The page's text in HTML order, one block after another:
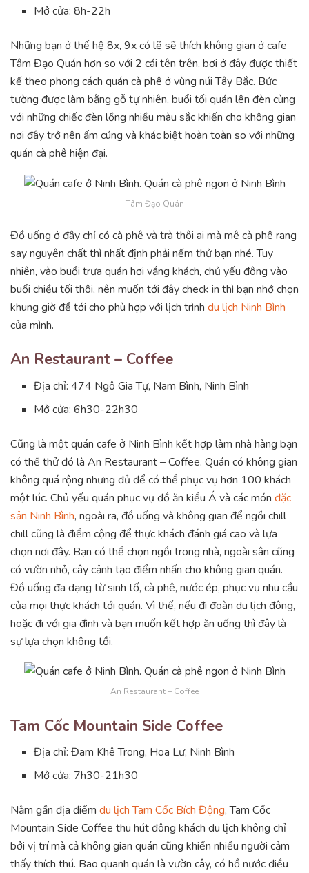
Mở cửa: 8h-22h
Những bạn ở thế hệ 8x, 9x có lẽ sẽ thích không gian ở cafe
Tâm Đạo Quán hơn so với 2 cái tên trên, bơi ở đây được thiết
kế theo phong cách quán cà phê ở vùng núi Tây Bắc. Bức
tường được làm bằng gỗ tự nhiên, buổi tối quán lên đèn cùng
với những chiếc đèn lồng nhiều màu sắc khiến cho không gian
nơi đây trở nên ấm cúng và khác biệt hoàn toàn so với những
quán cà phê hiện đại.
Tâm Đạo Quán
Đồ uống ở đây chỉ có cà phê và trà thôi ai mà mê cà phê rang
say nguyên chất thì nhất định phải nếm thử bạn nhé. Tuy
nhiên, vào buổi trưa quán hơi vắng khách, chủ yếu đông vào
buổi chiều tối thôi, nên muốn tới đây check in thì bạn nhớ chọn
khung giờ để tới cho phù hợp với lịch trình du lịch Ninh Bình
của mình.
An Restaurant – Coffee
Địa chỉ: 474 Ngô Gia Tự, Nam Bình, Ninh Bình
Mở cửa: 6h30-22h30
Cũng là một quán cafe ở Ninh Bình kết hợp làm nhà hàng bạn
có thể thử đó là An Restaurant – Coffee. Quán có không gian
không quá rộng nhưng đủ để có thể phục vụ hơn 100 khách
một lúc. Chủ yếu quán phục vụ đồ ăn kiểu Á và các món đặc
sản Ninh Bình, ngoài ra, đồ uống và không gian để ngồi chill
chill cũng là điểm cộng để thực khách đánh giá cao và lựa
chọn nơi đây. Bạn có thể chọn ngồi trong nhà, ngoài sân cũng
có vườn nhỏ, cây cảnh tạo điểm nhấn cho không gian quán.
Đồ uống đa dạng từ sinh tố, cà phê, nước ép, phục vụ nhu cầu
của mọi thực khách tới quán. Vì thế, nếu đi đoàn du lịch đông,
hoặc đi với gia đình và bạn muốn kết hợp ăn uống thì đây là
sự lựa chọn không tồi.
An Restaurant – Coffee
Tam Cốc Mountain Side Coffee
Địa chỉ: Đam Khê Trong, Hoa Lư, Ninh Bình
Mở cửa: 7h30-21h30
Nằm gần địa điểm du lịch Tam Cốc Bích Động, Tam Cốc
Mountain Side Coffee thu hút đông khách du lịch không chỉ
bởi vị trí mà cả không gian quán cũng khiến nhiều người cảm
thấy thích thú. Bao quanh quán là vườn cây, có hồ nước điều